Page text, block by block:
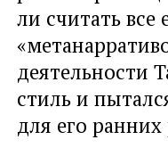
ли считать
деятельности
стиль и
для его